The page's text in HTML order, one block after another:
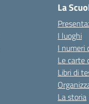
La
I luoghi
I numeri
Le carte
Libri di
La storia